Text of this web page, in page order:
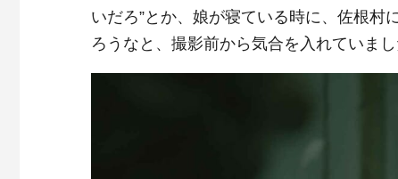
いだろ”とか、娘が寝ている時に、佐根
ろうなと、撮影前から気合を入れていま